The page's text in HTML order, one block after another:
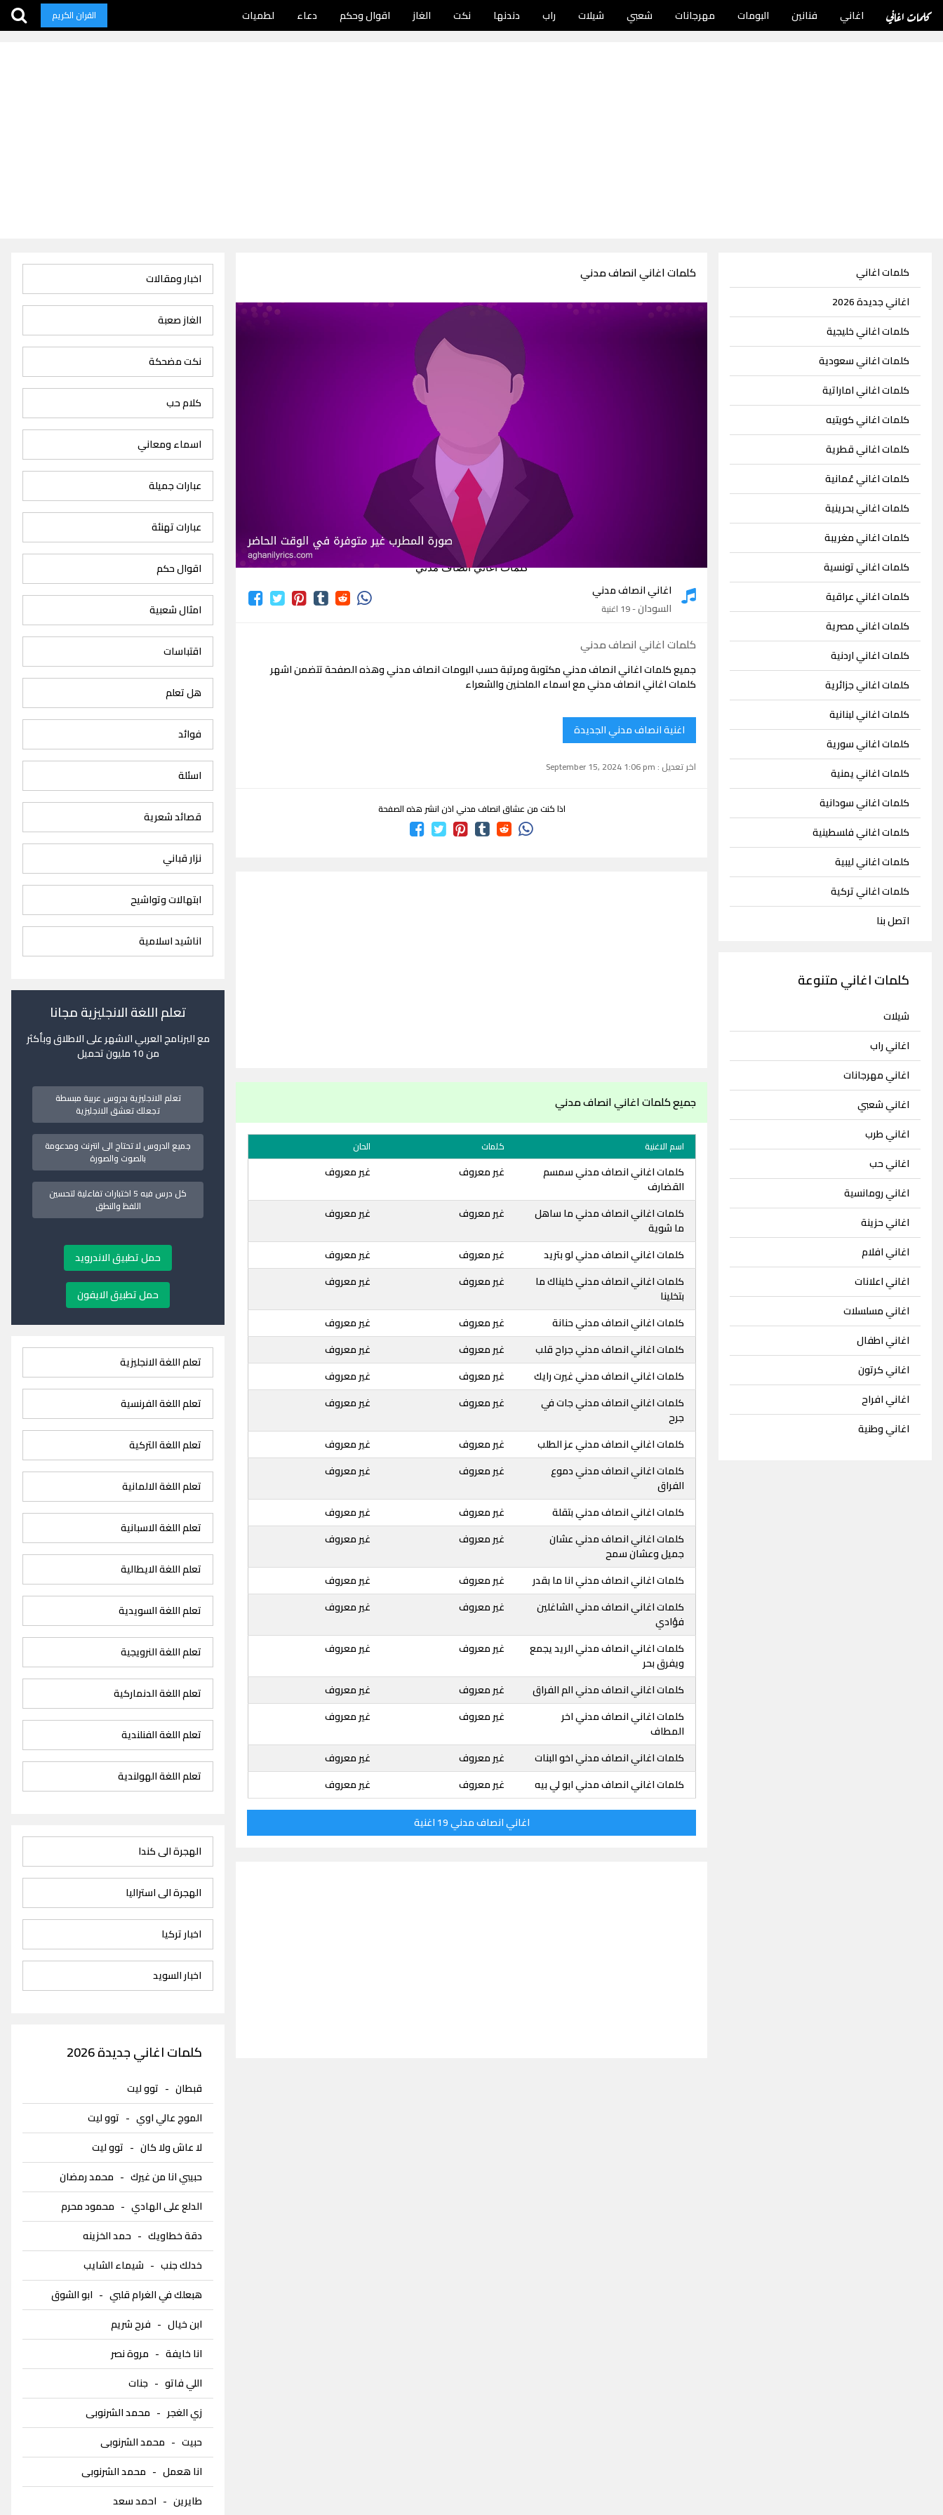
كلمات اغاني اغاني فنانين البومات مهرجانات شعبي شيلات راب دندنها نكت الغاز اقوال وحكم دعاء لطميات القران الكريم
كلمات اغاني
اغاني جديدة 2026
كلمات اغاني خليجية
كلمات اغاني سعودية
كلمات اغاني اماراتية
كلمات اغاني كويتيه
كلمات اغاني قطرية
كلمات اغاني عُمانية
كلمات اغاني بحرينية
كلمات اغاني مغريبة
كلمات اغاني تونسية
كلمات اغاني عراقية
كلمات اغاني مصرية
كلمات اغاني اردنية
كلمات اغاني جزائرية
كلمات اغاني لبنانية
كلمات اغاني سورية
كلمات اغاني يمنية
كلمات اغاني سودانية
كلمات اغاني فلسطينية
كلمات اغاني ليبية
كلمات اغاني تركية
اتصل بنا
كلمات اغاني متنوعة
شيلات
اغاني راب
اغاني مهرجانات
اغاني شعبي
اغاني طرب
اغاني حب
اغاني رومانسية
اغاني حزينة
اغاني افلام
اغاني اعلانات
اغاني مسلسلات
اغاني اطفال
اغاني كرتون
اغاني افراح
اغاني وطنية
كلمات اغاني انصاف مدني
كلمات اغاني انصاف مدني
اغاني انصاف مدني
السودان- 19 اغنية
كلمات اغاني انصاف مدني
جميع كلمات اغاني انصاف مدني مكتوبة ومرتبة حسب البومات انصاف مدني وهذه الصفحة تتضمن اشهر
كلمات اغاني انصاف مدني مع اسماء الملحنين والشعراء
اغنية انصاف مدني الجديدة
اخر تعديل : September 15, 2024 1:06 pm
اذا كنت من عشاق انصاف مدني اذن انشر هذه الصفحة
جميع كلمات اغاني انصاف مدني
اسم الاغنية كلمات الحان
كلمات اغاني انصاف مدني سمسم
القضارف
غير معروف غير معروف
كلمات اغاني انصاف مدني ما ساهل
ما شوية
غير معروف غير معروف
كلمات اغاني انصاف مدني لو بتريد غير معروف
غير معروف
كلمات اغاني انصاف مدني خليناك ما
بتخلينا
غير معروف غير معروف
كلمات اغاني انصاف مدني حنانة غير معروف
غير معروف
كلمات اغاني انصاف مدني جراح قلب
غير معروف
غير معروف
كلمات اغاني انصاف مدني غيرت رايك
غير معروف
غير معروف
كلمات اغاني انصاف مدني جات في
جرح
غير معروف غير معروف
كلمات اغاني انصاف مدني عز الطلب غير معروف
غير معروف
كلمات اغاني انصاف مدني دموع
الفراق
غير معروف غير معروف
كلمات اغاني انصاف مدني بتقلة غير معروف
غير معروف
كلمات اغاني انصاف مدني عشان
جميل وعشان سمح
غير معروف غير معروف
كلمات اغاني انصاف مدني انا ما بقدر غير معروف
غير معروف
كلمات اغاني انصاف مدني الشاغلين
فؤادي
غير معروف غير معروف
كلمات اغاني انصاف مدني الريد يجمع
ويفرق بحر
غير معروف غير معروف
كلمات اغاني انصاف مدني الم الفراق غير معروف
غير معروف
كلمات اغاني انصاف مدني اخر
المطاف
غير معروف غير معروف
كلمات اغاني انصاف مدني اخو البنات غير معروف
غير معروف
كلمات اغاني انصاف مدني ابو لي بيه
غير معروف غير معروف
اغاني انصاف مدني 19 اغنية
اخبار ومقالات
الغاز صعبة
نكت مضحكة
كلام حب
اسماء ومعاني
عبارات جميلة
عبارات تهنئة
اقوال حكم
امثال شعبية
اقتباسات
هل تعلم
فوائد
اسئلة
قصائد شعرية
نزار قباني
ابتهالات وتواشيح
اناشيد اسلامية
تعلم اللغة الانجليزية مجانا
مع البرنامج العربي الاشهر على الاطلاق وبأكثر
من 10 مليون تحميل
تعلم الانجليزية بدروس عربية مبسطة
تجعلك تعشق الانجليزية
جميع الدروس لا تحتاج الى انترنت ومدعومة
بالصوت والصورة
كل درس فيه 5 اختبارات تفاعلية لتحسين
اللفظ والنطق
حمل تطبيق الاندرويد
حمل تطبيق الايفون
تعلم اللغة الانجليزية
تعلم اللغة الفرنسية
تعلم اللغة التركية
تعلم اللغة الالمانية
تعلم اللغة الاسبانية
تعلم اللغة الايطالية
تعلم اللغة السويدية
تعلم اللغة النرويجية
تعلم اللغة الدنماركية
تعلم اللغة الفنلندية
تعلم اللغة الهولندية
الهجرة الى كندا
الهجرة الى استراليا
اخبار تركيا
اخبار السويد
كلمات اغاني جديدة 2026
قبطان- توو ليت
الموج عالي اوي- توو ليت
لا عاش ولا كان- توو ليت
حبيبي انا من غيرك- محمد رمضان
الدلع على الهادي- محمود محرم
دقة خطاويك- حمد الخزينه
خدلك جنب- شيماء الشايب
هبعلك في الغرام قلبي- ابو الشوق
ابن خيال- فرح شريم
انا خايفة- مروة نصر
اللي فاتو- جنات
زي الغجر - محمد الشرنوبى
حبيت- محمد الشرنوبى
انا هعمل- محمد الشرنوبى
طايرين- احمد سعد